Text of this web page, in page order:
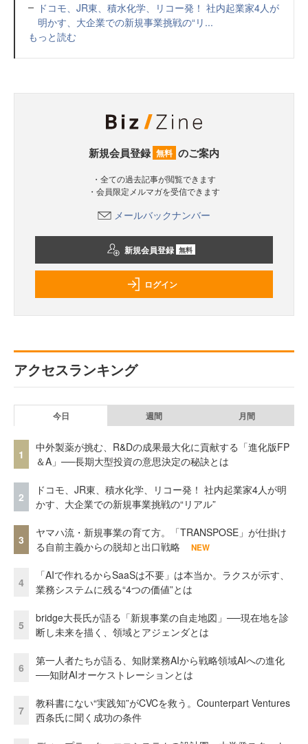
ドコモ、JR東、積水化学、リコー発！ 社内起業家4人が
明かす、大企業での新規事業挑戦の“リ...
もっと読む
新規会員登録 無料 のご案内
・全ての過去記事が閲覧できます
・会員限定メルマガを受信できます
メールバックナンバー
新規会員登録 無料
ログイン
アクセスランキング
今日 週間 月間
1
中外製薬が挑む、R&Dの成果最大化に貢献する「進化版FP
＆A」──長期大型投資の意思決定の秘訣とは
2
ドコモ、JR東、積水化学、リコー発！ 社内起業家4人が明
かす、大企業での新規事業挑戦の“リアル”
3
ヤマハ流・新規事業の育て方。「TRANSPOSE」が仕掛け
る自前主義からの脱却と出口戦略
NEW
4
「AIで作れるからSaaSは不要」は本当か。ラクスが示す、
業務システムに残る“4つの価値”とは
5
bridge大長氏が語る「新規事業の自走地図」──現在地を診
断し未来を描く、領域とアジェンダとは
6
第一人者たちが語る、知財業務AIから戦略領域AIへの進化
──知財AIオーケストレーションとは
7
教科書にない“実践知”がCVCを救う。Counterpart Ventures
西条氏に聞く成功の条件